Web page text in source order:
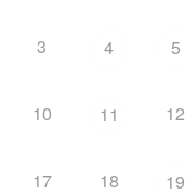
3 4 5
10 11 12
17 18 19